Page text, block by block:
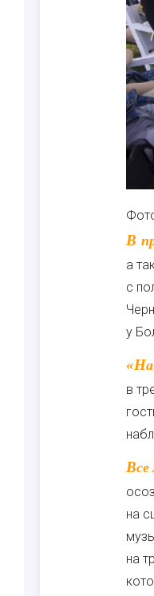
В программе — микроскопы, бинокли, компостеры, цианотипия, акрооткрытки,
а
с
у
«На лугу» — авторский проект музея-заповедника, который в 2026 году пройдет уже
в
Все мероприятия распределены по тематическим направлениям: наука, творчество,
на
на